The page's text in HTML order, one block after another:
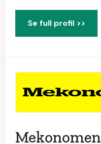
Se full profil >>
Mekonomen